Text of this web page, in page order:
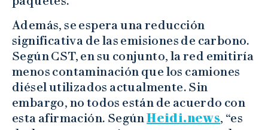
Además, se espera una reducción
significativa de las emisiones de carbono.
Según CST, en su conjunto, la red emitiría
menos contaminación que los camiones
diésel utilizados actualmente. Sin
embargo, no todos están de acuerdo con
esta afirmación. SegúnHeidi.news, “es